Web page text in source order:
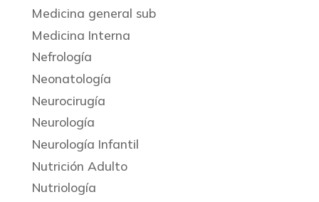
Medicina general sub
Medicina Interna
Nefrología
Neonatología
Neurocirugía
Neurología
Neurología Infantil
Nutrición Adulto
Nutriología